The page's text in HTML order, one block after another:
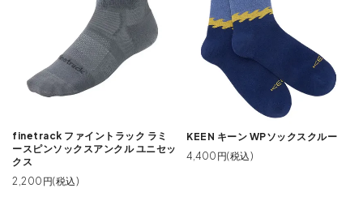
finetrack ファイントラック ラミ
ースピンソックスアンクル ユニセッ
クス
2,200円(税込)
KEEN キーン WPソックスクルー
4,400円(税込)